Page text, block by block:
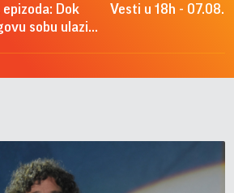
epizoda: Dok
sobu ulazi...
Vesti u 18h -